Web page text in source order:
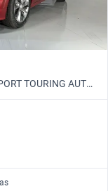
TOURING AUTO